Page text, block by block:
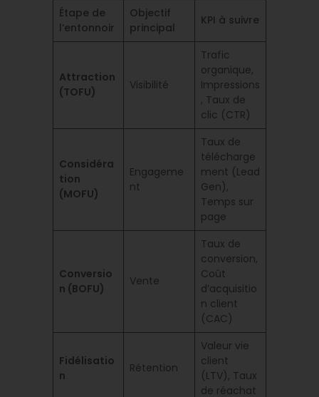
Étape de
l’entonnoir
Objectif
principal
KPI à suivre
Attraction
(TOFU)
Visibilité
Trafic
organique,
Impressions
, Taux de
clic (CTR)
Considéra
tion
(MOFU)
Engageme
nt
Taux de
télécharge
ment (Lead
Gen),
Temps sur
page
Conversio
n (BOFU)
Vente
Taux de
conversion,
Coût
d’acquisitio
n client
(CAC)
Fidélisatio
n
Rétention
Valeur vie
client
(LTV), Taux
de réachat